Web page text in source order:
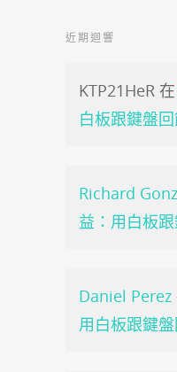
近期迴響
KTP21HeR 在
白板跟鍵盤
Richard
益：用白板
Daniel Perez
用白板跟鍵